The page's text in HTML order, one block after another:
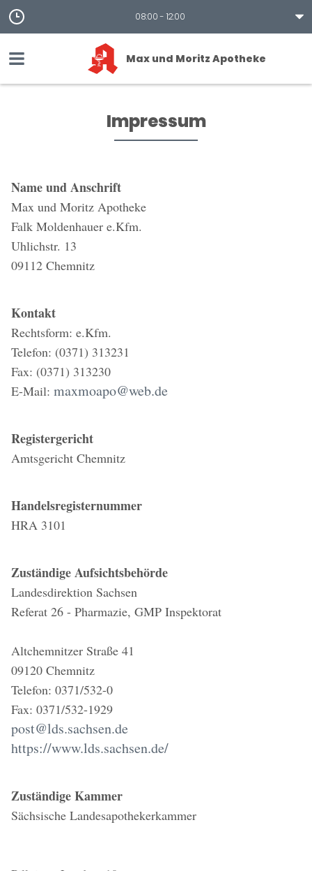
08:00 - 12:00
Max und Moritz Apotheke
Impressum
Name und Anschrift
Max und Moritz Apotheke
Falk Moldenhauer e.Kfm.
Uhlichstr. 13
09112 Chemnitz
Kontakt
Rechtsform: e.Kfm.
Telefon: (0371) 313231
Fax: (0371) 313230
E-Mail: maxmoapo@web.de
Registergericht
Amtsgericht Chemnitz
Handelsregisternummer
HRA 3101
Zuständige Aufsichtsbehörde
Landesdirektion Sachsen
Referat 26 - Pharmazie, GMP Inspektorat
Altchemnitzer Straße 41
09120 Chemnitz
Telefon: 0371/532-0
Fax: 0371/532-1929
post@lds.sachsen.de
https://www.lds.sachsen.de/
Zuständige Kammer
Sächsische Landesapothekerkammer